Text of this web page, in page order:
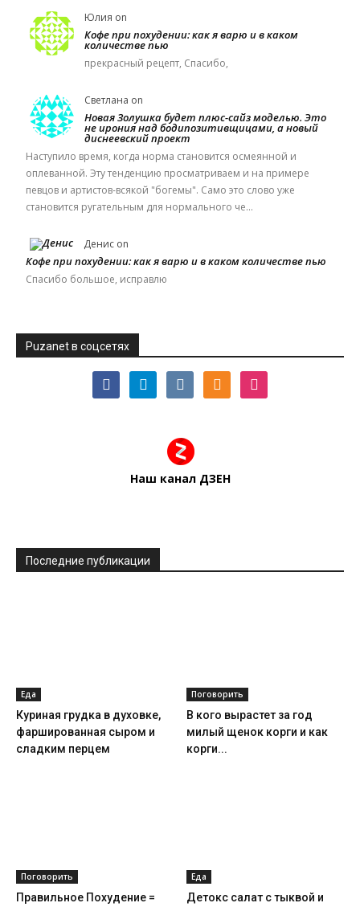
Юлия on
Кофе при похудении: как я варю и в каком
количестве пью
прекрасный рецепт, Спасибо,
Светлана on
Новая Золушка будет плюс-сайз моделью. Это
не ирония над бодипозитивщицами, а новый
диснеевский проект
Наступило время, когда норма становится осмеянной и
оплеванной. Эту тенденцию просматриваем и на примере
певцов и артистов-всякой "богемы". Само это слово уже
становится ругательным для нормального че…
Денис on
Кофе при похудении: как я варю и в каком количестве пью
Спасибо большое, исправлю
Puzanet в соцсетях
facebooktelegram vkontakteodnoklassnikiinstagram
Наш канал ДЗЕН
Последние публикации
Еда
Куриная грудка в духовке,
фаршированная сыром и
сладким перцем
Поговорить
В кого вырастет за год
милый щенок корги и как
корги...
Поговорить
Правильное Похудение =
Еда
Детокс салат с тыквой и